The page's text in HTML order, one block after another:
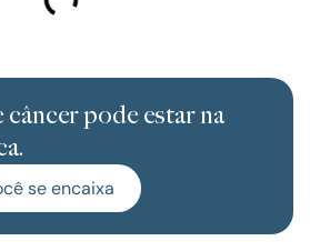
pode estar na
se encaixa